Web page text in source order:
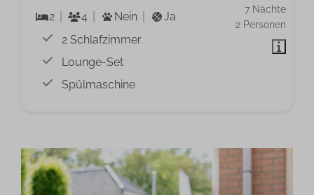
7 Nächte
2 Personen
2
4 Nein
Ja
2 Schlafzimmer
Lounge-Set
Spülmaschine